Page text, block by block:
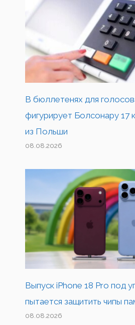
В бюллетенях для
фигурирует Болсонару 17
из Польши
08.08.2026
Выпуск iPhone 18 Pro под
пытается защитить чипы
08.08.2026